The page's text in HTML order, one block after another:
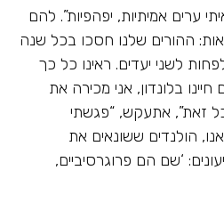
ערים אמיתיות, יפהפיות”. להם
ההורים שלנו חסכו בכל שנה
לשני יעדים. ראינו כל כך
בלונדון, אני מכירה את
זאת”, אתעקש, “פגשתי
הולנדים ששונאים את
‘שם הם פרוגרסיביים,